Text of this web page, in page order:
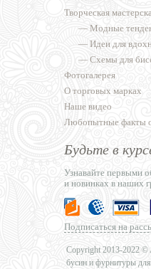
Творческая
— Модные
— Идеи для
— Схемы для
Фотогалерея
О торговых марках
Наше видео
Любопытные факты
Будьте в
Узнавайте первыми
и новинках в наших
Подписаться на
Copyright 2013-2022 ©
бусин и фурнитуры